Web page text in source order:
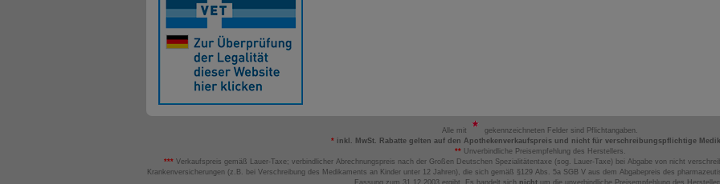
Alle mit
gekennzeichneten Felder sind Pflichtangaben.
* inkl. MwSt. Rabatte gelten auf den Apothekenverkaufspreis und nicht für verschreibungspflichtige
**Unverbindliche Preisempfehlung des Herstellers.
*** Verkaufspreis gemäß Lauer-Taxe; verbindlicher Abrechnungspreis nach der Großen Deutschen Spezialitätentaxe (sog. Lauer-Taxe) bei Abgabe von nicht
Krankenversicherungen (z.B. bei Verschreibung des Medikaments an Kinder unter 12 Jahren), die sich gemäß §129 Abs. 5a SGB V aus dem Abgabepreis des
Fassung zum 31.12.2003 ergibt. Es handelt sich nicht um die unverbindliche Preisempfehlung des